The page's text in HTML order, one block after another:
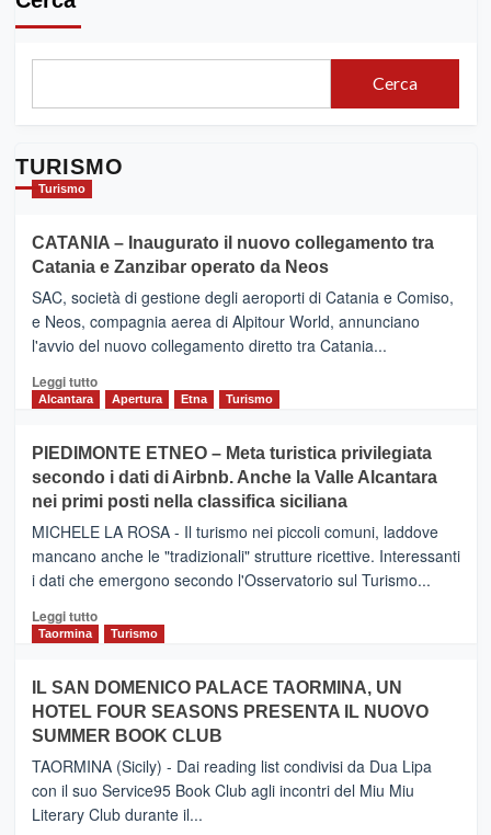
Cerca
TURISMO
Turismo
CATANIA – Inaugurato il nuovo collegamento tra
Catania e Zanzibar operato da Neos
SAC, società di gestione degli aeroporti di Catania e Comiso,
e Neos, compagnia aerea di Alpitour World, annunciano
l'avvio del nuovo collegamento diretto tra Catania...
Leggi tuttoLeggi
CATANIA
–
Inaugurato
il
nuovo
collegamento
tra
e
Zanzibar
da
Neos
Alcantara Apertura Etna Turismo
PIEDIMONTE ETNEO – Meta turistica privilegiata
secondo i dati di Airbnb. Anche la Valle Alcantara
nei primi posti nella classifica siciliana
MICHELE LA ROSA - Il turismo nei piccoli comuni, laddove
mancano anche le "tradizionali" strutture ricettive. Interessanti
i dati che emergono secondo l'Osservatorio sul Turismo...
Leggi tuttoLeggi
PIEDIMONTE
ETNEO
–
Meta
turistica
privilegiata
secondo
Taormina Turismo
IL SAN DOMENICO PALACE TAORMINA, UN
HOTEL FOUR SEASONS PRESENTA IL NUOVO
SUMMER BOOK CLUB
TAORMINA (Sicily) - Dai reading list condivisi da Dua Lipa
con il suo Service95 Book Club agli incontri del Miu Miu
Literary Club durante il...